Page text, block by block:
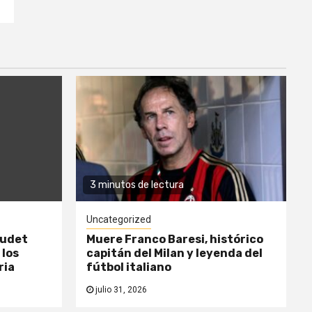
3 minutos de lectura
Uncategorized
Muere Franco Baresi, histórico
capitán del Milan y leyenda del
fútbol italiano
julio 31, 2026